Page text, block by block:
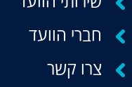
חברי הוועד
צרו קשר